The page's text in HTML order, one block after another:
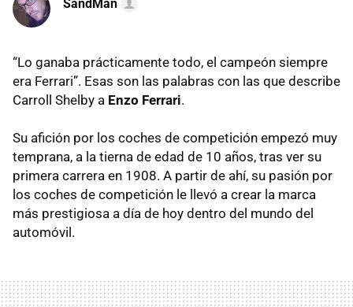
SandMan
“Lo ganaba prácticamente todo, el campeón siempre
era Ferrari”. Esas son las palabras con las que describe
Carroll Shelby a Enzo Ferrari.
Su afición por los coches de competición empezó muy
temprana, a la tierna de edad de 10 años, tras ver su
primera carrera en 1908. A partir de ahí, su pasión por
los coches de competición le llevó a crear la marca
más prestigiosa a día de hoy dentro del mundo del
automóvil.